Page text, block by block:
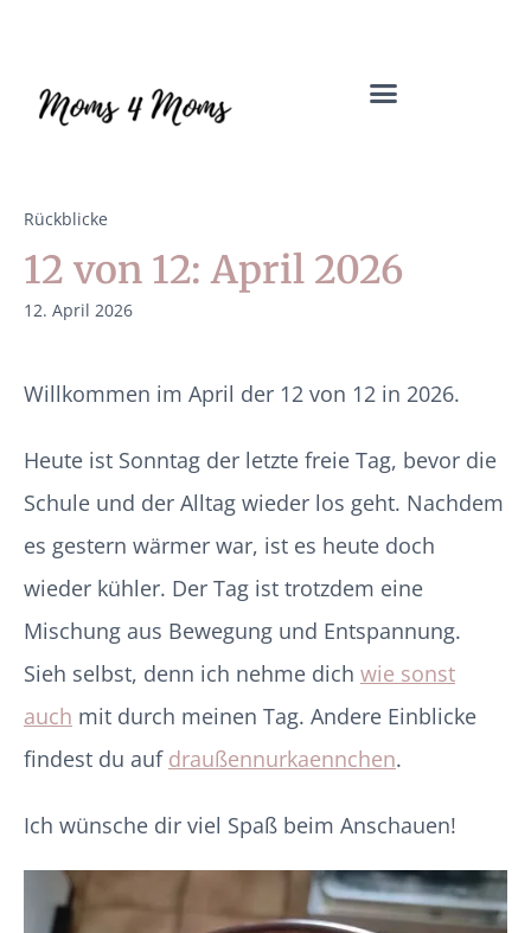
Rückblicke
12 von 12: April 2026
12. April 2026
Willkommen im April der 12 von 12 in 2026.
Heute ist Sonntag der letzte freie Tag, bevor die
Schule und der Alltag wieder los geht. Nachdem
es gestern wärmer war, ist es heute doch
wieder kühler. Der Tag ist trotzdem eine
Mischung aus Bewegung und Entspannung.
Sieh selbst, denn ich nehme dich wie sonst
auch mit durch meinen Tag. Andere Einblicke
findest du auf draußennurkaennchen.
Ich wünsche dir viel Spaß beim Anschauen!